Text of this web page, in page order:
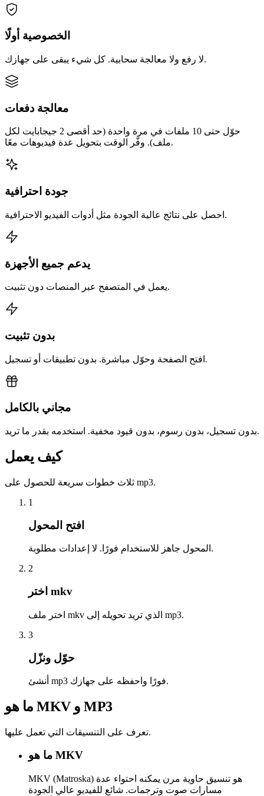
الخصوصية أولًا
لا رفع ولا معالجة سحابية. كل شيء يبقى على جهازك.
معالجة دفعات
حوّل حتى 10 ملفات في مرة واحدة (حد أقصى 2 جيجابايت لكل
ملف). وفّر الوقت بتحويل عدة فيديوهات معًا.
جودة احترافية
احصل على نتائج عالية الجودة مثل أدوات الفيديو الاحترافية.
يدعم جميع الأجهزة
يعمل في المتصفح عبر المنصات دون تثبيت.
بدون تثبيت
افتح الصفحة وحوّل مباشرة. بدون تطبيقات أو تسجيل.
مجاني بالكامل
بدون تسجيل، بدون رسوم، بدون قيود مخفية. استخدمه بقدر ما تريد.
كيف يعمل
ثلاث خطوات سريعة للحصول على mp3.
1
افتح المحول
المحول جاهز للاستخدام فورًا. لا إعدادات مطلوبة.
2
اختر mkv
اختر ملف mkv الذي تريد تحويله إلى mp3.
3
حوّل ونزّل
أنشئ mp3 فورًا واحفظه على جهازك.
ما هو MKV و MP3
تعرف على التنسيقات التي تعمل عليها.
ما هو MKV
MKV (Matroska) هو تنسيق حاوية مرن يمكنه احتواء عدة
مسارات صوت وترجمات. شائع للفيديو عالي الجودة